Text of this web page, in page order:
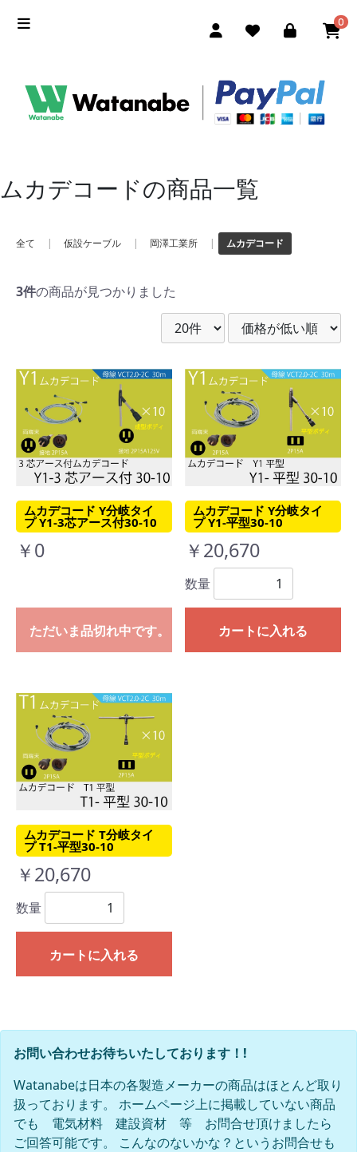
0
ムカデコードの商品一覧
全て | 仮設ケーブル | 岡澤工業所 | ムカデコード
3件の商品が見つかりました
ムカデコード Y分岐タイ
プ Y1-3芯アース付30-10
￥0
ただいま品切れ中です。
ムカデコード Y分岐タイ
プ Y1-平型30-10
￥20,670
数量
カートに入れる
ムカデコード T分岐タイ
プ T1-平型30-10
￥20,670
数量
カートに入れる
お問い合わせお待ちいたしております！!
Watanabeは日本の各製造メーカーの商品はほとんど取り
扱っております。 ホームページ上に掲載していない商品
でも 電気材料 建設資材 等 お問合せ頂けましたら
ご回答可能です。 こんなのないかな？というお問合せも